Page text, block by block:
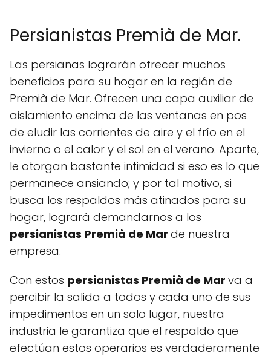
Persianistas Premià de Mar.
Las persianas lograrán ofrecer muchos
beneficios para su hogar en la región de
Premià de Mar. Ofrecen una capa auxiliar de
aislamiento encima de las ventanas en pos
de eludir las corrientes de aire y el frío en el
invierno o el calor y el sol en el verano. Aparte,
le otorgan bastante intimidad si eso es lo que
permanece ansiando; y por tal motivo, si
busca los respaldos más atinados para su
hogar, logrará demandarnos a los
persianistas Premià de Mar de nuestra
empresa.
Con estos persianistas Premià de Mar va a
percibir la salida a todos y cada uno de sus
impedimentos en un solo lugar, nuestra
industria le garantiza que el respaldo que
efectúan estos operarios es verdaderamente